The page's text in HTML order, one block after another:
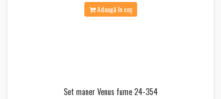
Adaugă în coș
Set maner Venus fume 24-354